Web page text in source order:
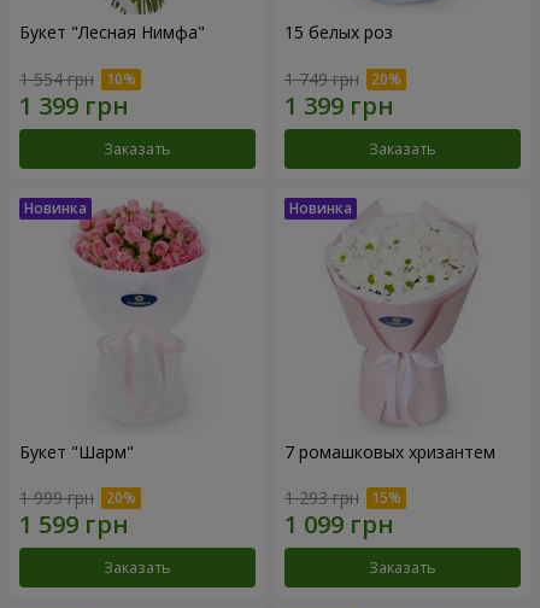
Букет "Лесная Нимфа"
1 554 грн
Заказать
15 белых роз
1 749 грн
Заказать
Букет "Шарм"
1 999 грн
Заказать
7 ромашковых хризантем
1 293 грн
Заказать